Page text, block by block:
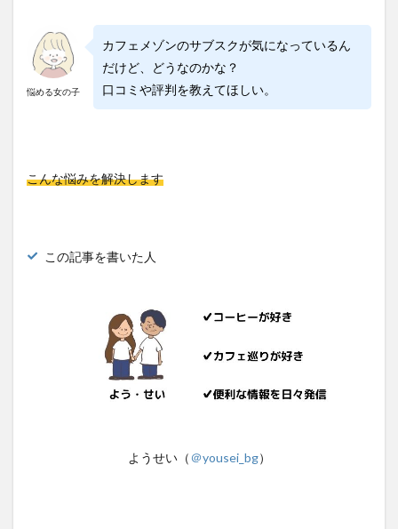
悩める女の子
カフェメゾンのサブスクが気になっているん
だけど、どうなのかな？
口コミや評判を教えてほしい。
こんな悩みを解決します
この記事を書いた人
ようせい（ ＠yousei_bg）